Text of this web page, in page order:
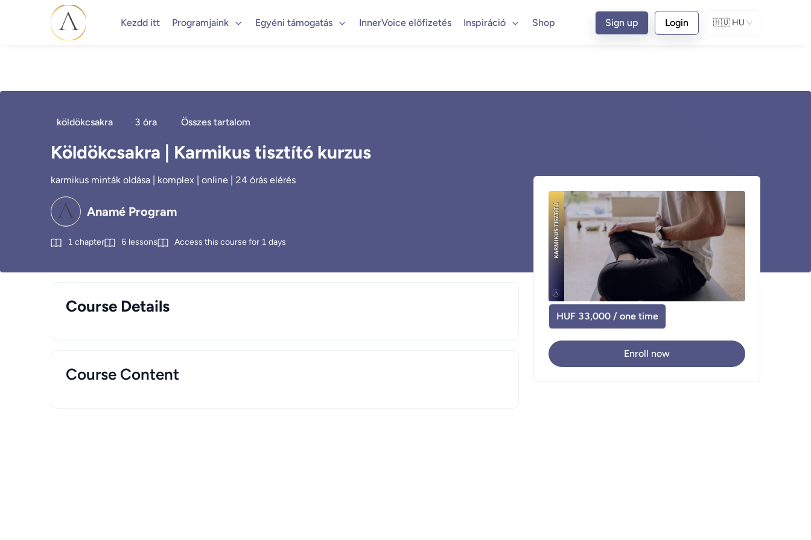
Kezdd itt Programjaink Egyéni támogatás InnerVoice előfizetés Inspiráció Shop Sign up Login 🇭🇺 HU
köldökcsakra 3 óra Összes tartalom
Köldökcsakra | Karmikus tisztító kurzus
karmikus minták oldása | komplex | online | 24 órás elérés
Anamé Program
1 chapter 6 lessons Access this course for 1 days
Course Details
Course Content
HUF 33,000 / one time
Enroll now